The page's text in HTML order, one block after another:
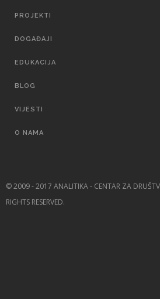
PROJEKTI
DOGAĐAJI
EDUKACIJA
BLOG
VIJESTI
O NAMA
© 2009 - 2017 ANALITIKA - CENTAR ZA
RIGHTS RESERVED.